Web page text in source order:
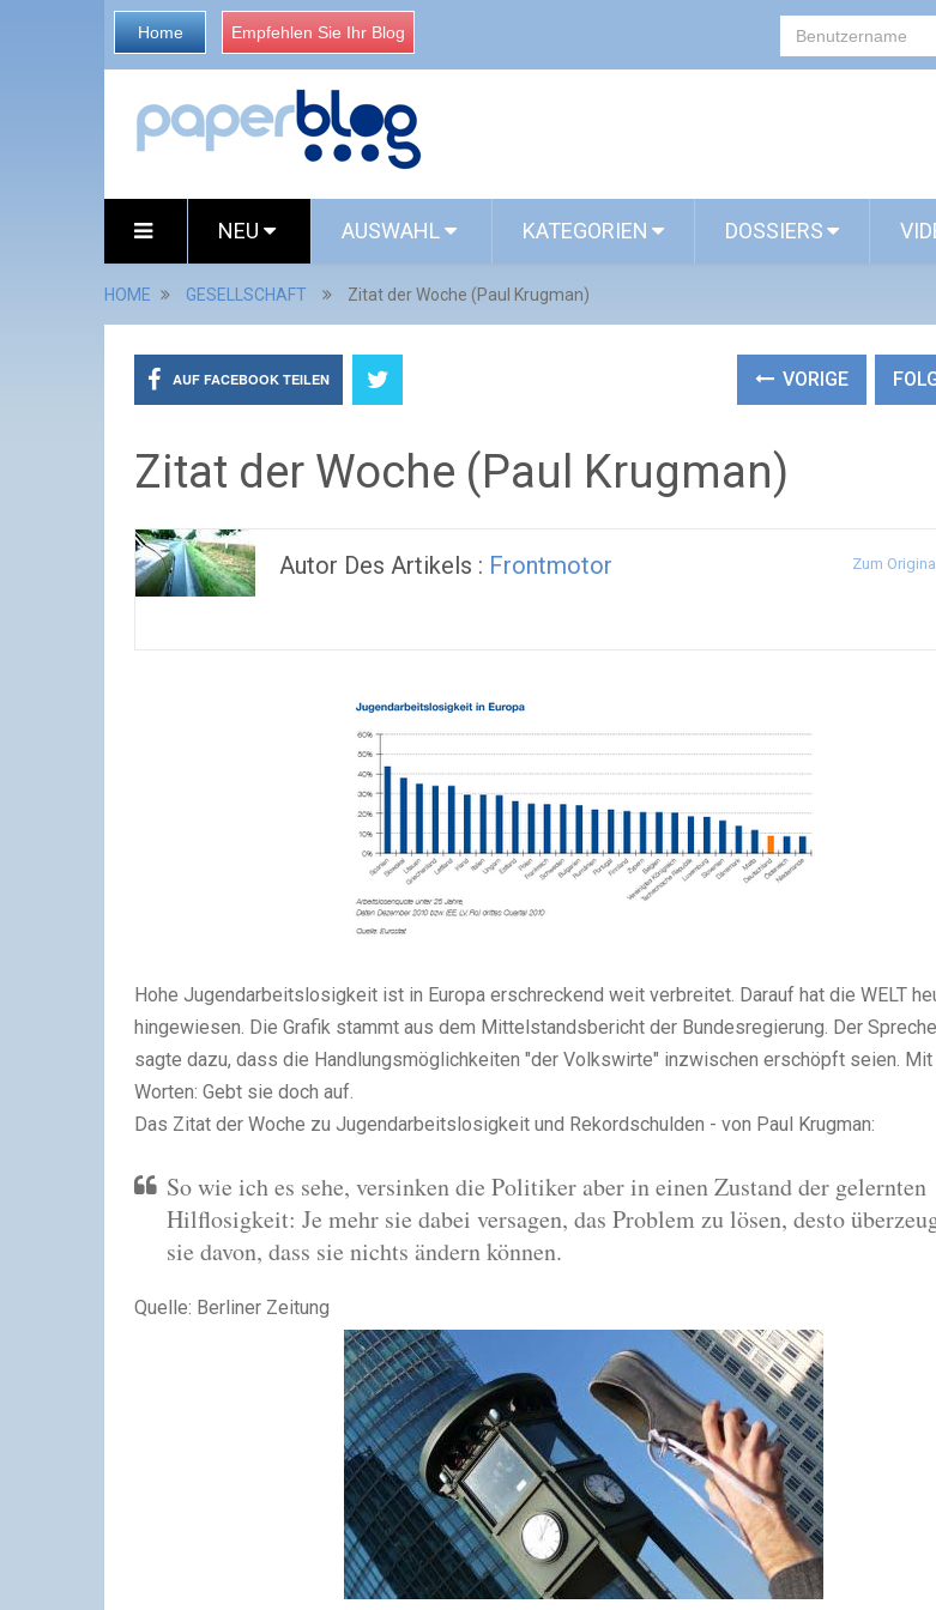
Home Empfehlen Sie Ihr Blog
NEU AUSWAHL KATEGORIEN DOSSIERS
HOME GESELLSCHAFT Zitat der Woche (Paul Krugman)
AUF FACEBOOK TEILEN VORIGE
Zitat der Woche (Paul Krugman)
Autor Des Artikels : Frontmotor Zum
Hohe Jugendarbeitslosigkeit ist in Europa erschreckend weit verbreitet. Darauf hat die WELT
hingewiesen. Die Grafik stammt aus dem Mittelstandsbericht der Bundesregierung. Der
sagte dazu, dass die Handlungsmöglichkeiten "der Volkswirte" inzwischen erschöpft seien. Mit
Worten: Gebt sie doch auf.
Das Zitat der Woche zu Jugendarbeitslosigkeit und Rekordschulden - von Paul Krugman:
So wie ich es sehe, versinken die Politiker aber in einen Zustand der gelernten
Hilflosigkeit: Je mehr sie dabei versagen, das Problem zu lösen, desto
sie davon, dass sie nichts ändern können.
Quelle: Berliner Zeitung